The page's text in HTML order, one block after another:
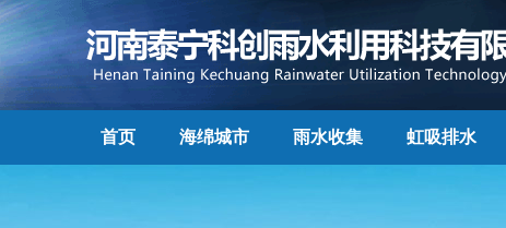
首页 海绵城市 雨水收集 虹吸排水